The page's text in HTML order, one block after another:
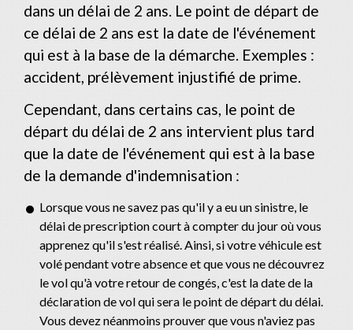
dans un délai de 2 ans. Le point de départ de
ce délai de 2 ans est la date de l'événement
qui est à la base de la démarche. Exemples :
accident, prélèvement injustifié de prime.
Cependant, dans certains cas, le point de
départ du délai de 2 ans intervient plus tard
que la date de l'événement qui est à la base
de la demande d'indemnisation :
Lorsque vous ne savez pas qu'il y a eu un sinistre, le
délai de prescription court à compter du jour où vous
apprenez qu'il s'est réalisé. Ainsi, si votre véhicule est
volé pendant votre absence et que vous ne découvrez
le vol qu'à votre retour de congés, c'est la date de la
déclaration de vol qui sera le point de départ du délai.
Vous devez néanmoins prouver que vous n'aviez pas